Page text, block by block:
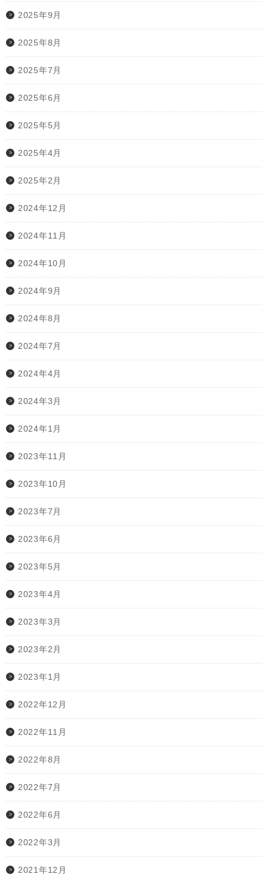
2025年9月
2025年8月
2025年7月
2025年6月
2025年5月
2025年4月
2025年2月
2024年12月
2024年11月
2024年10月
2024年9月
2024年8月
2024年7月
2024年4月
2024年3月
2024年1月
2023年11月
2023年10月
2023年7月
2023年6月
2023年5月
2023年4月
2023年3月
2023年2月
2023年1月
2022年12月
2022年11月
2022年8月
2022年7月
2022年6月
2022年3月
2021年12月